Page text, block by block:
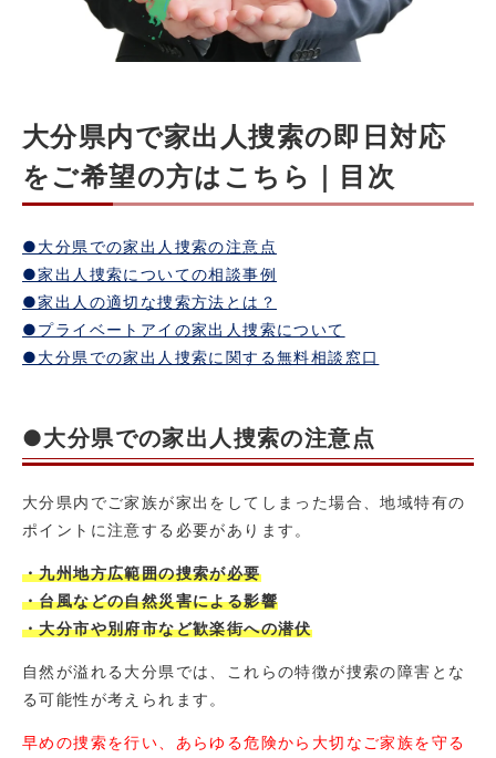
大分県内で家出人捜索の即日対応
をご希望の方はこちら｜目次
●大分県での家出人捜索の注意点
●家出人捜索についての相談事例
●家出人の適切な捜索方法とは？
●プライベートアイの家出人捜索について
●大分県での家出人捜索に関する無料相談窓口
●大分県での家出人捜索の注意点
大分県内でご家族が家出をしてしまった場合、地域特有の
ポイントに注意する必要があります。
・九州地方広範囲の捜索が必要
・台風などの自然災害による影響
・大分市や別府市など歓楽街への潜伏
自然が溢れる大分県では、これらの特徴が捜索の障害とな
る可能性が考えられます。
早めの捜索を行い、あらゆる危険から大切なご家族を守る